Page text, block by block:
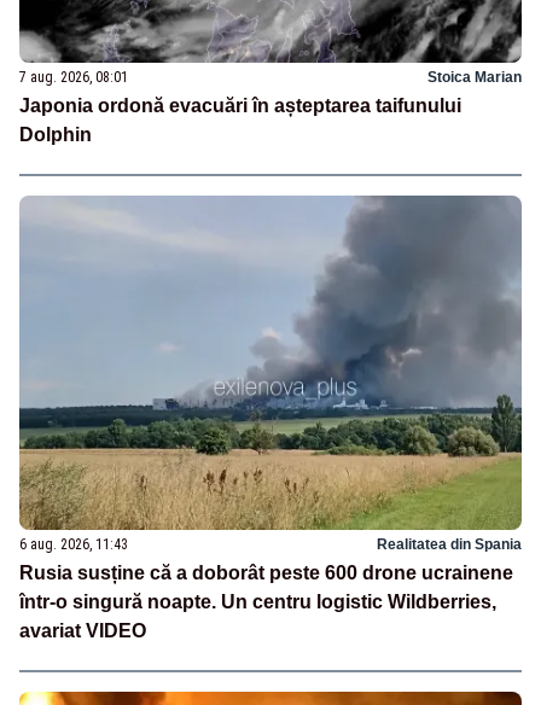
7 aug. 2026, 08:01 Stoica Marian
Japonia ordonă evacuări în așteptarea taifunului
Dolphin
6 aug. 2026, 11:43 Realitatea din Spania
Rusia susține că a doborât peste 600 drone ucrainene
într-o singură noapte. Un centru logistic Wildberries,
avariat VIDEO